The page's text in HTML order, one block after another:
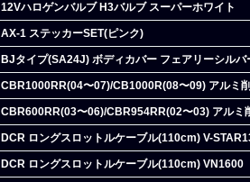
12Vハロゲンバルブ H3バルブ スーパーホワイト
AX-1 ステッカーSET(ピンク)
BJタイプ(SA24J) ボディカバー フェアリーシルバ
CBR1000RR(04〜07)/CB1000R(08〜09) アルミ
CBR600RR(03〜06)/CBR954RR(02〜03) アルミ
DCR ロングスロットルケーブル(110cm) V-
DCR ロングスロットルケーブル(110cm) VN1600